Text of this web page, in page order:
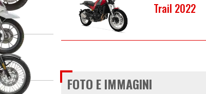
Trail 2022
FOTO E IMMAGINI